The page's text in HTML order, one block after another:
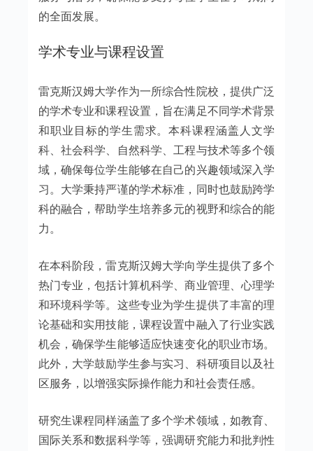
的全面发展。
学术专业与课程设置
雷克斯汉姆大学作为一所综合性院校，提供广泛
的学术专业和课程设置，旨在满足不同学术背景
和职业目标的学生需求。本科课程涵盖人文学
科、社会科学、自然科学、工程与技术等多个领
域，确保每位学生能够在自己的兴趣领域深入学
习。大学秉持严谨的学术标准，同时也鼓励跨学
科的融合，帮助学生培养多元的视野和综合的能
力。
在本科阶段，雷克斯汉姆大学向学生提供了多个
热门专业，包括计算机科学、商业管理、心理学
和环境科学等。这些专业为学生提供了丰富的理
论基础和实用技能，课程设置中融入了行业实践
机会，确保学生能够适应快速变化的职业市场。
此外，大学鼓励学生参与实习、科研项目以及社
区服务，以增强实际操作能力和社会责任感。
研究生课程同样涵盖了多个学术领域，如教育、
国际关系和数据科学等，强调研究能力和批判性